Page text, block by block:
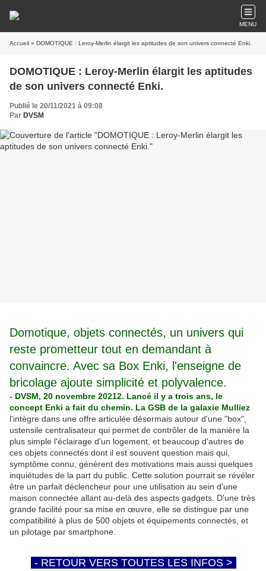
MENU
Accueil » DOMOTIQUE : Leroy-Merlin élargit les aptitudes de son univers connecté Enki.
DOMOTIQUE : Leroy-Merlin élargit les aptitudes
de son univers connecté Enki.
Publié le 20/11/2021 à 09:08
Par DVSM
Domotique, objets connectés, un univers qui
reste prometteur tout en demandant à
convaincre. Avec sa Box Enki, l'enseigne de
bricolage ajoute simplicité et polyvalence.
- DVSM, 20 novembre 20212. Lancé il y a trois ans, le
concept Enki a fait du chemin. La GSB de la galaxie Mulliez
l'intègre dans une offre articulée désormais autour d'une "box",
ustensile centralisateur qui permet de contrôler de la manière la
plus simple l'éclairage d'un logement, et beaucoup d'autres de
ces objets connectés dont il est souvent question mais qui,
symptôme connu, génèrent des motivations mais aussi quelques
inquiétudes de la part du public. Cette solution pourrait se révéler
être un parfait déclencheur pour une utilisation au sein d'une
maison connectée allant au-delà des aspects gadgets. D'une très
grande facilité pour sa mise en œuvre, elle se distingue par une
compatibilité à plus de 500 objets et équipements connectés, et
un pilotage par smartphone.
- RETOUR VERS TOUTES LES INFOS >